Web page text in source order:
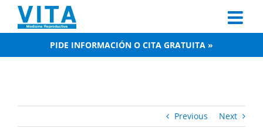
content
PIDE INFORMACIÓN O CITA GRATUITA »
Previous Next